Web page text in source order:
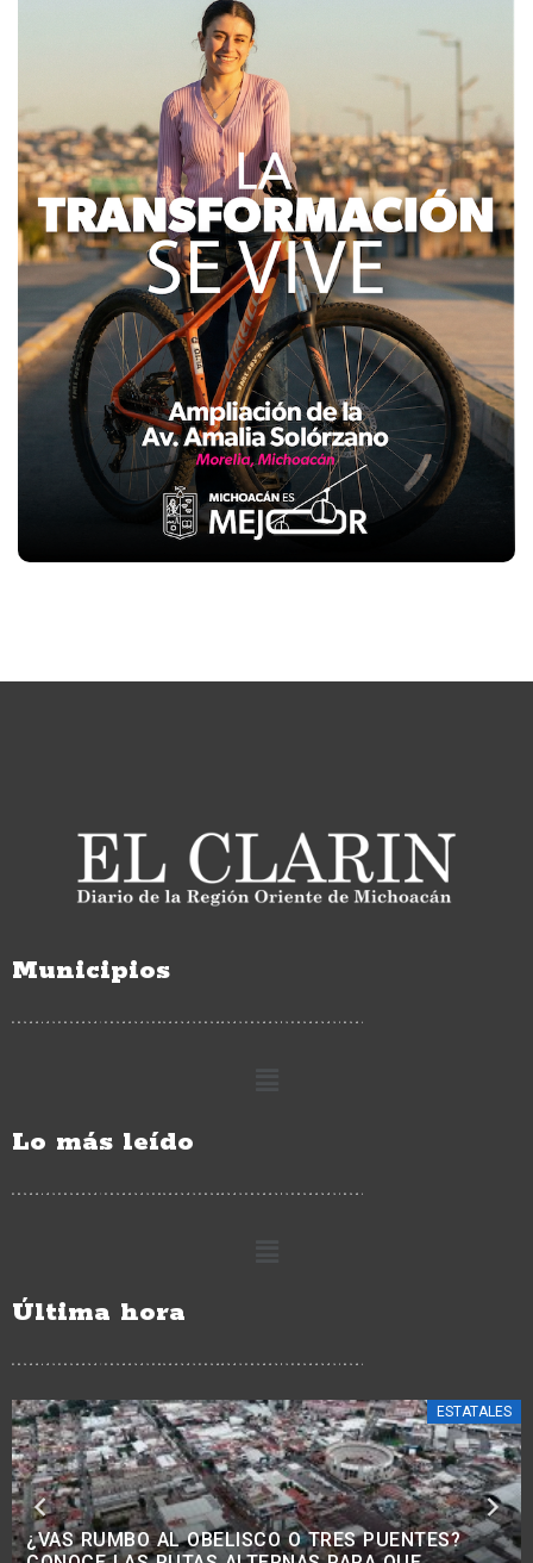
Municipios
Lo más leído
Última hora
ESTATALES
¿BUSCAS TRABAJO? HABRÁ JORNADA PARA